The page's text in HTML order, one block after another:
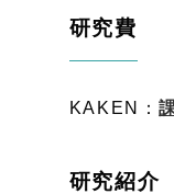
研究費
KAKEN：
研究紹介